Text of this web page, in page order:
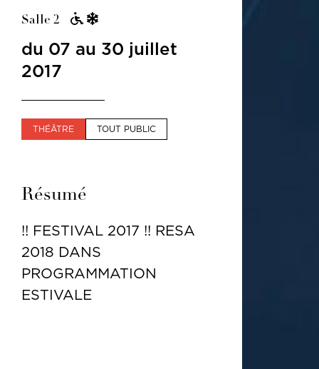
Salle 2
du 07 au 30 juillet
2017
THÉÂTRE TOUT PUBLIC
Résumé
!! FESTIVAL 2017 !! RESA
2018 DANS
PROGRAMMATION
ESTIVALE